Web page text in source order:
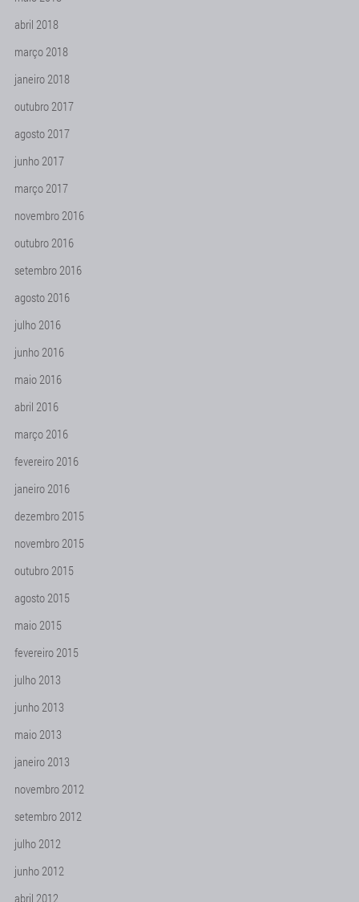
abril 2018
março 2018
janeiro 2018
outubro 2017
agosto 2017
junho 2017
março 2017
novembro 2016
outubro 2016
setembro 2016
agosto 2016
julho 2016
junho 2016
maio 2016
abril 2016
março 2016
fevereiro 2016
janeiro 2016
dezembro 2015
novembro 2015
outubro 2015
agosto 2015
maio 2015
fevereiro 2015
julho 2013
junho 2013
maio 2013
janeiro 2013
novembro 2012
setembro 2012
julho 2012
junho 2012
abril 2012